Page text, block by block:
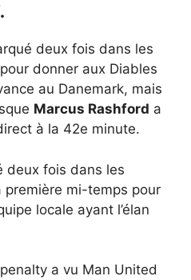
deux fois dans les
donner aux Diables
au Danemark, mais
Marcus Rashford a
à la 42e minute.
deux fois dans les
mi-temps pour
locale ayant l’élan
penalty a vu Man United